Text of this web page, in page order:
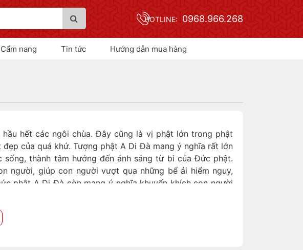
HOTLINE: 0968.966.268
Cẩm nang Tin tức
Hướng dẫn mua hàng
hết các ngôi chùa. Đây cũng là vị phật lớn trong phật
của quá khứ. Tượng phật A Di Đà mang ý nghĩa rất lớn
thành tâm hướng đến ánh sáng từ bi của Đức phật.
người, giúp con người vượt qua những bể ải hiểm nguy,
phật A Di Đà còn mang ý nghĩa khuyến khích con người